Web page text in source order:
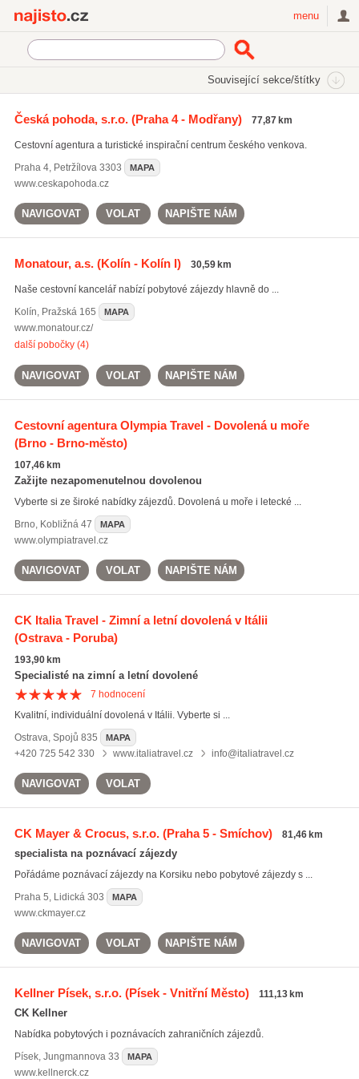
menu
Související sekce/štítky
Najisto.cz
dovolená u moře(615)
poznávací zájezdy letecky (357)
Česká pohoda, s.r.o.(Praha 4 - Modřany) 77,87 km
Cestovní agentura a turistické inspirační centrum českého venkova.
Praha 4, Petržílova 3303 MAPA
www.ceskapohoda.cz
NAVIGOVAT VOLAT NAPIŠTE NÁM
Monatour, a.s.(Kolín - Kolín I) 30,59 km
Naše cestovní kancelář nabízí pobytové zájezdy hlavně do ...
Kolín, Pražská 165 MAPA
www.monatour.cz/
další pobočky (4)
NAVIGOVAT VOLAT NAPIŠTE NÁM
Cestovní agentura Olympia Travel - Dovolená u moře
(Brno - Brno-město)
107,46 km
Zažijte nezapomenutelnou dovolenou
Vyberte si ze široké nabídky zájezdů. Dovolená u moře i letecké ...
Brno, Kobližná 47 MAPA
www.olympiatravel.cz
NAVIGOVAT VOLAT NAPIŠTE NÁM
CK Italia Travel - Zimní a letní dovolená v Itálii
(Ostrava - Poruba)
193,90 km
Specialisté na zimní a letní dovolené
7 hodnocení
Kvalitní, individuální dovolená v Itálii. Vyberte si ...
Ostrava, Spojů 835 MAPA
+420 725 542 330 www.italiatravel.cz info@italiatravel.cz
NAVIGOVAT VOLAT
CK Mayer & Crocus, s.r.o.(Praha 5 - Smíchov) 81,46 km
specialista na poznávací zájezdy
Pořádáme poznávací zájezdy na Korsiku nebo pobytové zájezdy s ...
Praha 5, Lidická 303 MAPA
www.ckmayer.cz
NAVIGOVAT VOLAT NAPIŠTE NÁM
Kellner Písek, s.r.o.(Písek - Vnitřní Město) 111,13 km
CK Kellner
Nabídka pobytových i poznávacích zahraničních zájezdů.
Písek, Jungmannova 33 MAPA
www.kellnerck.cz